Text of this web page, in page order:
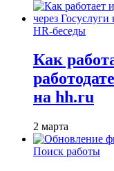
HR-беседы
Как
на hh.ru
2 марта
Поиск работы